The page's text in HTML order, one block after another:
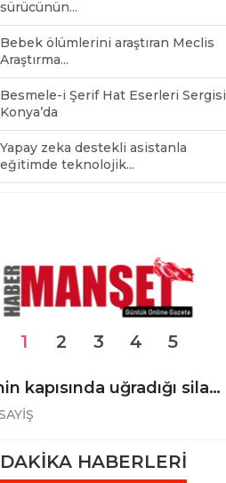
sürücünün...
Bebek ölümlerini araştıran Meclis
Araştırma...
Besmele-i Şerif Hat Eserleri Sergisi
Konya’da
Yapay zeka destekli asistanla
eğitimde teknolojik...
Evinin kapısında uğradığı silahlı saldırıda hayatını kaybetti
1 2 3 4 5
HABERLERİ